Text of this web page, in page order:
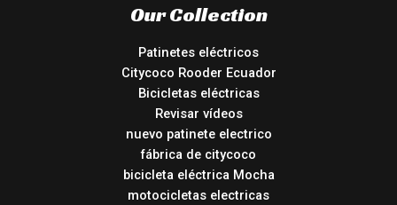
Our Collection
Patinetes eléctricos
Citycoco Rooder Ecuador
Bicicletas eléctricas
Revisar vídeos
nuevo patinete electrico
fábrica de citycoco
bicicleta eléctrica Mocha
motocicletas electricas